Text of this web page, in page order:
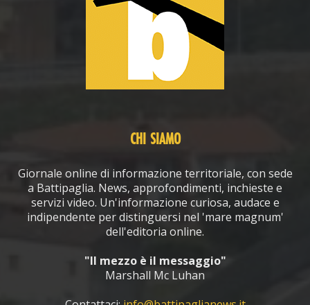
CHI SIAMO
Giornale online di informazione territoriale, con sede
a Battipaglia. News, approfondimenti, inchieste e
servizi video. Un'informazione curiosa, audace e
indipendente per distinguersi nel 'mare magnum'
dell'editoria online.
"Il mezzo è il messaggio"
Marshall Mc Luhan